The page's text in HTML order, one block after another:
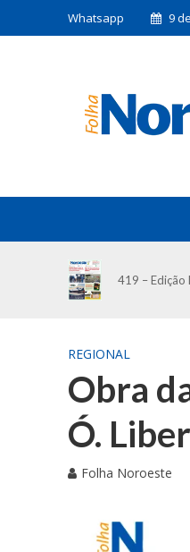
Whatsapp 9
419 – Edição
REGIONAL
Obra
Ó.
Folha Noroeste